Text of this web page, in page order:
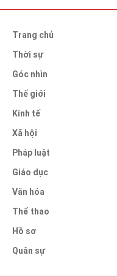
Trang chủ
Thời sự
Góc nhìn
Thế giới
Kinh tế
Xã hội
Pháp luật
Giáo dục
Văn hóa
Thể thao
Hồ sơ
Quân sự